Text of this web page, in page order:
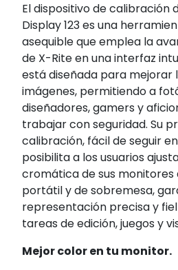
El dispositivo de calibración
Display 123 es una
asequible que emplea la
de X-Rite en una interfaz
está diseñada para mejorar
imágenes, permitiendo a
diseñadores, gamers y
trabajar con seguridad. Su
calibración, fácil de seguir
posibilita a los usuarios
cromática de sus
portátil y de sobremesa,
representación precisa y
tareas de edición, juegos y
Mejor color en tu monitor.